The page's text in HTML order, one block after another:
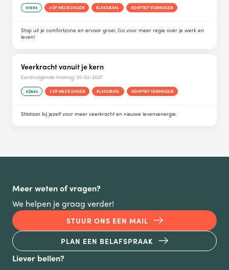
€1593 3 OF MEER DAGEN KLASSIKAAL ADAPTIEF VERMOGEN
Stap uit je comfortzone en ervaar groei. Ga voor meer regie over je werk en
leven!
Veerkracht vanuit je kern
Eerstvolgende training: 01-02-2027
€2843 3 OF MEER DAGEN KLASSIKAAL ADAPTIEF VERMOGEN
Stilstaan bij jezelf voor meer veerkracht en nieuwe levensenergie.
Meer weten of vragen?
We helpen je graag verder!
STUUR ONS EEN MAIL
PLAN EEN BELAFSPRAAK
Liever bellen?